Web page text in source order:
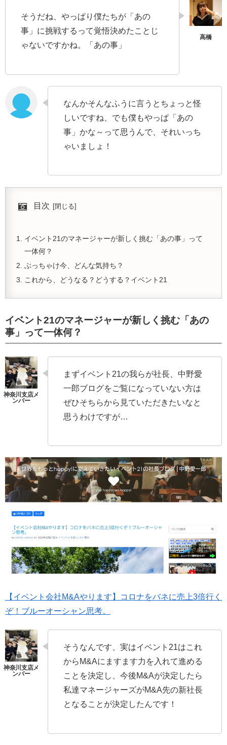
そうだね、やっぱり僕たちが「あの
事」に挑戦するって覚悟決めたことじ
ゃないですかね。「あの事」
なんかそんなふうに言うとちょっと怪
しいですね、でも僕もやっぱ「あの
事」かな～って思うんで、それいっち
ゃいましょ！
目次
イベント21のマネージャーが新しく挑む「あの事」って
一体何？
ぶっちゃけ今、どんな気持ち？
これから、どうなる？どうする？イベント21
イベント21のマネージャーが新しく挑む「あの
事」って一体何？
まずイベント21の我らが社長、中野愛
一郎ブログをご覧になっていない方は
ぜひそちらから見ていただきたいなと
思うわけですが…
【イベント会社M&Aやります】コロナをバネに売上3倍行く
ぞ！ブルーオーシャン思考。
そうなんです、実はイベント21はこれ
からM&Aにますます力を入れて進める
ことを決定し、今後M&Aが決定したら
私達マネージャーズがM&A先の新社長
となることが決定したんです！